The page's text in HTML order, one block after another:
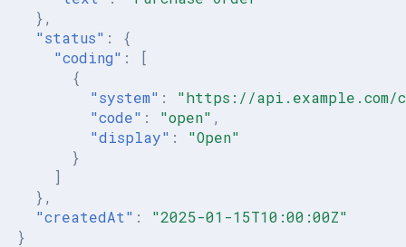
},
"status" :
{
"coding" :
[
{
"system" :
"https://api.example.com/
"code" : "open" ,
"display" :
"Open"
}
]
},
"createdAt" :
"2025-01-15T10:00:00Z"
}